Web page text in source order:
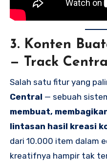
3. Konten
— Track
Salah satu fitur yang
Central — sebuah
membuat,
lintasan hasil kreasi
dari 10.000 item dalam
kreatifnya hampir tak